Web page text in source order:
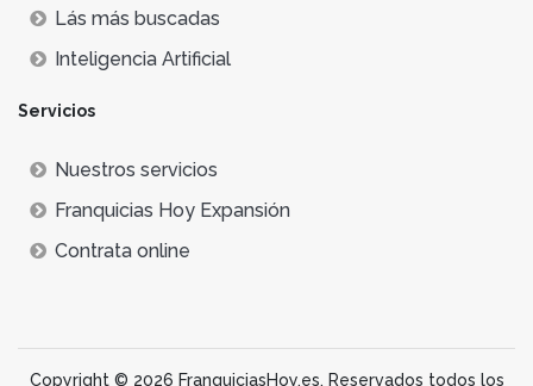
Lás más buscadas
Inteligencia Artificial
Servicios
Nuestros servicios
Franquicias Hoy Expansión
Contrata online
Copyright © 2026 FranquiciasHoy.es. Reservados todos los